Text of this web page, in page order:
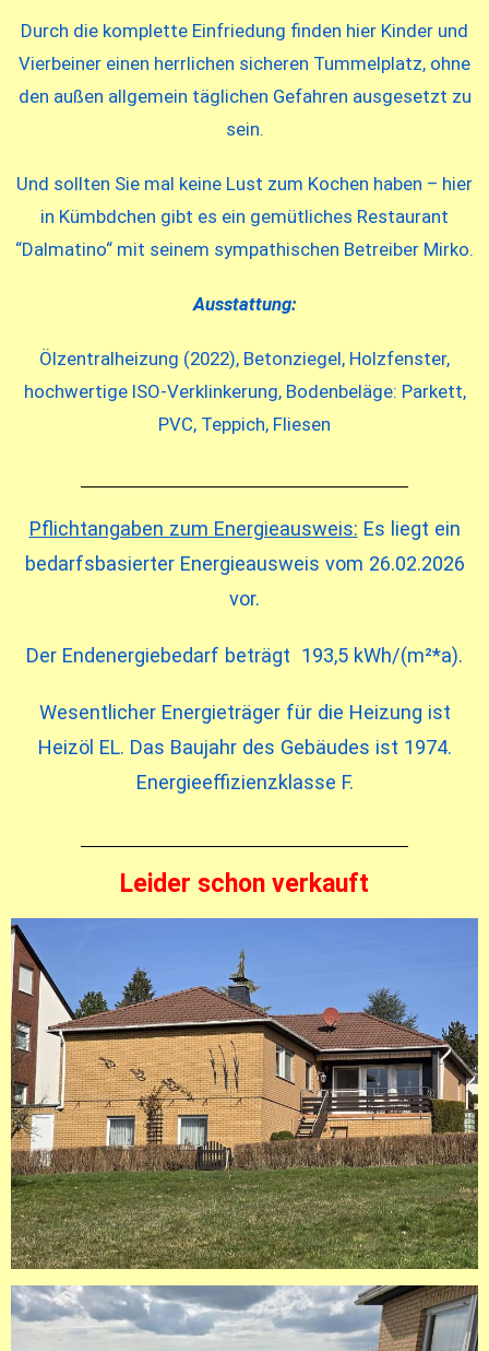
Durch die komplette Einfriedung finden hier Kinder und
Vierbeiner einen herrlichen sicheren Tummelplatz, ohne
den außen allgemein täglichen Gefahren ausgesetzt zu
sein.
Und sollten Sie mal keine Lust zum Kochen haben – hier
in Kümbdchen gibt es ein gemütliches Restaurant
“Dalmatino“ mit seinem sympathischen Betreiber Mirko.
Ausstattung:
Ölzentralheizung (2022), Betonziegel, Holzfenster,
hochwertige ISO-Verklinkerung, Bodenbeläge: Parkett,
PVC, Teppich, Fliesen
Pflichtangaben zum Energieausweis: Es liegt ein
bedarfsbasierter Energieausweis vom 26.02.2026
vor.
Der Endenergiebedarf beträgt 193,5 kWh/(m²*a).
Wesentlicher Energieträger für die Heizung ist
Heizöl EL. Das Baujahr des Gebäudes ist 1974.
Energieeffizienzklasse F.
Leider schon verkauft